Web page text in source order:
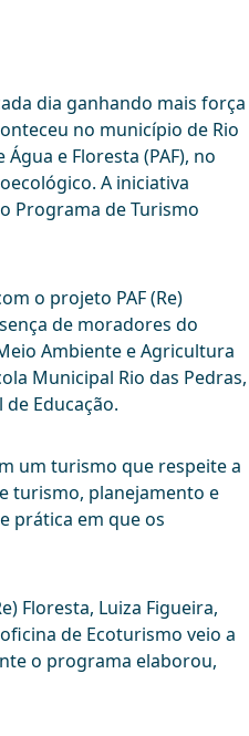
dia ganhando mais força
no município de Rio
e Floresta (PAF), no
A iniciativa
Programa de Turismo
o projeto PAF (Re)
de moradores do
Ambiente e Agricultura
Municipal Rio das Pedras,
Educação.
um turismo que respeite a
turismo, planejamento e
prática em que os
Floresta, Luiza Figueira,
de Ecoturismo veio a
o programa elaborou,